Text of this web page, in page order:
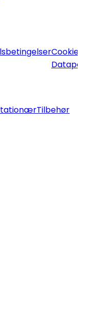
Cookie og
Tilbehør